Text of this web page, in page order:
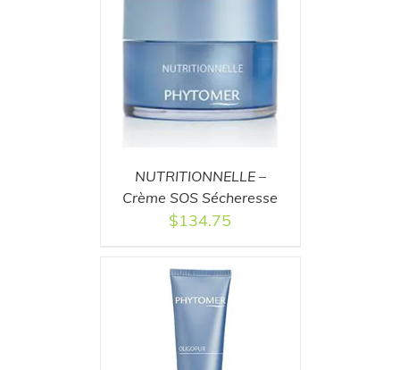
NUTRITIONNELLE –
Crème SOS Sécheresse
$134.75